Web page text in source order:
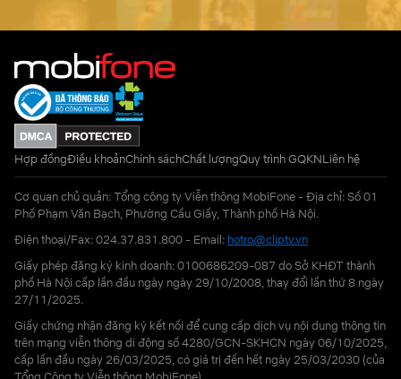
Hợp đồngĐiều khoảnChính sáchChất lượngQuy trình GQKNLiên hệ
Cơ quan chủ quản: Tổng công ty Viễn thông MobiFone - Địa chỉ: Số 01
Phố Phạm Văn Bạch, Phường Cầu Giấy, Thành phố Hà Nội.
Điện thoại/Fax: 024.37.831.800 - Email: hotro@cliptv.vn
Giấy phép đăng ký kinh doanh: 0100686209-087 do Sở KHĐT thành
phố Hà Nội cấp lần đầu ngày ngày 29/10/2008, thay đổi lần thứ 8 ngày
27/11/2025.
Giấy chứng nhận đăng ký kết nối để cung cấp dịch vụ nội dung thông tin
trên mạng viễn thông di động số 4280/GCN-SKHCN ngày 06/10/2025,
cấp lần đầu ngày 26/03/2025, có giá trị đến hết ngày 25/03/2030 (của